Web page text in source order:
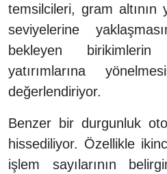
temsilcileri, gram
seviyelerine
bekleyen
yatırımlarına
değerlendiriyor.
Benzer bir durgunluk
hissediliyor. Özellikle
işlem sayılarının